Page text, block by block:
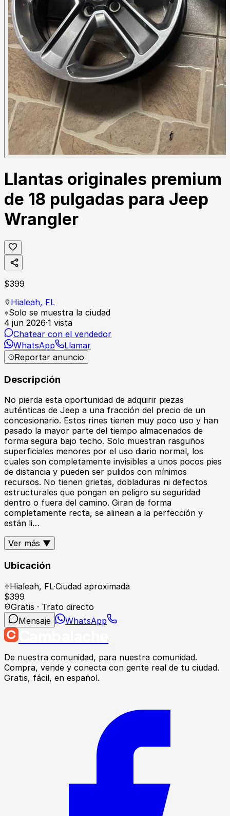
Llantas originales premium
de 18 pulgadas para Jeep
Wrangler
$399
Hialeah, FL
Solo se muestra la ciudad
4 jun 2026·1 vista
Chatear con el vendedor
WhatsApp
Llamar
Reportar anuncio
Descripción
No pierda esta oportunidad de adquirir piezas
auténticas de Jeep a una fracción del precio de un
concesionario. Estos rines tienen muy poco uso y han
pasado la mayor parte del tiempo almacenados de
forma segura bajo techo. Solo muestran rasguños
superficiales menores por el uso diario normal, los
cuales son completamente invisibles a unos pocos pies
de distancia y pueden ser pulidos con mínimos
recursos. No tienen grietas, dobladuras ni defectos
estructurales que pongan en peligro su seguridad
dentro o fuera del camino. Giran de forma
completamente recta, se alinean a la perfección y
están li…
Ver más ▼
Ubicación
Hialeah, FL·Ciudad aproximada
$399
Gratis · Trato directo
Mensaje
WhatsApp
De nuestra comunidad, para nuestra comunidad.
Compra, vende y conecta con gente real de tu ciudad.
Gratis, fácil, en español.